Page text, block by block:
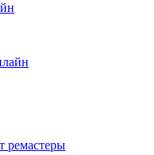
ремастеры